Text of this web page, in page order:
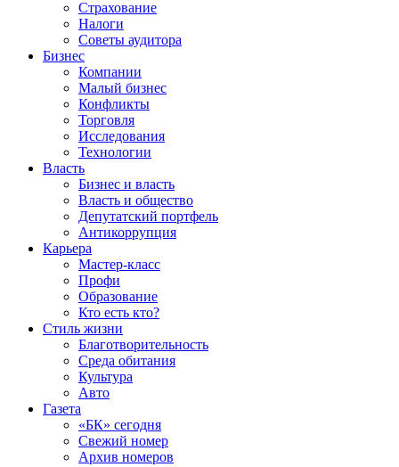
Страхование
Налоги
Советы аудитора
Бизнес
Компании
Малый бизнес
Конфликты
Торговля
Исследования
Технологии
Власть
Бизнес и власть
Власть и общество
Депутатский портфель
Антикоррупция
Карьера
Мастер-класс
Профи
Образование
Кто есть кто?
Стиль жизни
Благотворительность
Среда обитания
Культура
Авто
Газета
«БК» сегодня
Свежий номер
Архив номеров